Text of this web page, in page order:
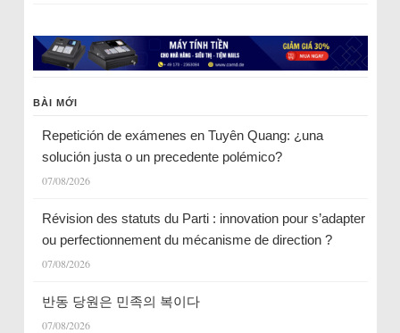
BÀI MỚI
Repetición de exámenes en Tuyên Quang: ¿una
solución justa o un precedente polémico?
07/08/2026
Révision des statuts du Parti : innovation pour s’adapter
ou perfectionnement du mécanisme de direction ?
07/08/2026
반동 당원은 민족의 복이다
07/08/2026